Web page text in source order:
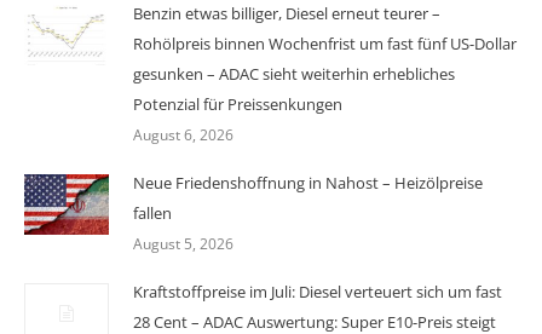
Benzin etwas billiger, Diesel erneut teurer –
Rohölpreis binnen Wochenfrist um fast fünf US-Dollar
gesunken – ADAC sieht weiterhin erhebliches
Potenzial für Preissenkungen
August 6, 2026
Neue Friedenshoffnung in Nahost – Heizölpreise
fallen
August 5, 2026
Kraftstoffpreise im Juli: Diesel verteuert sich um fast
28 Cent – ADAC Auswertung: Super E10-Preis steigt